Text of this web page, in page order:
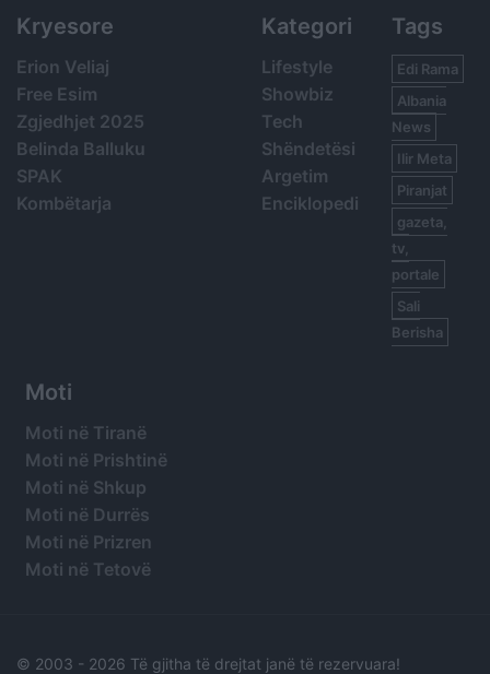
Kryesore
Erion Veliaj
Free Esim
Zgjedhjet 2025
Belinda Balluku
SPAK
Kombëtarja
Kategori
Lifestyle
Showbiz
Tech
Shëndetësi
Argetim
Enciklopedi
Tags
Edi Rama
Albania
News
Ilir Meta
Piranjat
gazeta,
tv,
portale
Sali
Berisha
Moti
Moti në Tiranë
Moti në Prishtinë
Moti në Shkup
Moti në Durrës
Moti në Prizren
Moti në Tetovë
© 2003 - 2026 Të gjitha të drejtat janë të rezervuara!